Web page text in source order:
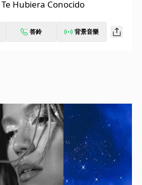
Hubiera Conocido
答鈴 背景音樂